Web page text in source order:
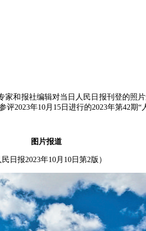
和报社编辑对当日人民日报刊登的照
2023年10月15日进行的2023年第42期“
图片报道
民日报2023年10月10日第2版）